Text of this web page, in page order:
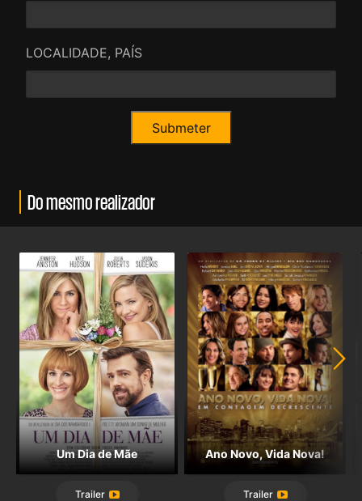
LOCALIDADE, PAÍS
Do mesmo realizador
Um Dia de Mãe
Trailer
Ano Novo, Vida Nova!
Trailer